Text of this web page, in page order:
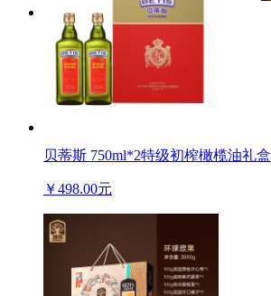
贝蒂斯 750ml*2特级初榨橄榄油礼盒
￥498.00元